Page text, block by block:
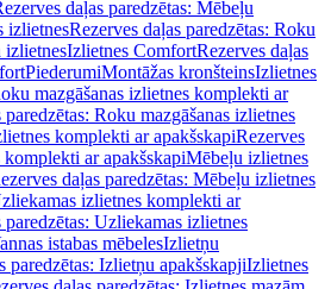
daļas paredzētas: Mēbeļu
izlietnesRezerves daļas paredzētas: Roku
izlietnesIzlietnes ComfortRezerves daļas
PiederumiMontāžas kronšteinsIzlietnes
mazgāšanas izlietnes komplekti ar
paredzētas: Roku mazgāšanas izlietnes
komplekti ar apakšskapiRezerves
komplekti ar apakšskapiMēbeļu izlietnes
daļas paredzētas: Mēbeļu izlietnes
izlietnes komplekti ar
paredzētas: Uzliekamas izlietnes
istabas mēbelesIzlietņu
paredzētas: Izlietņu apakšskapjiIzlietnes